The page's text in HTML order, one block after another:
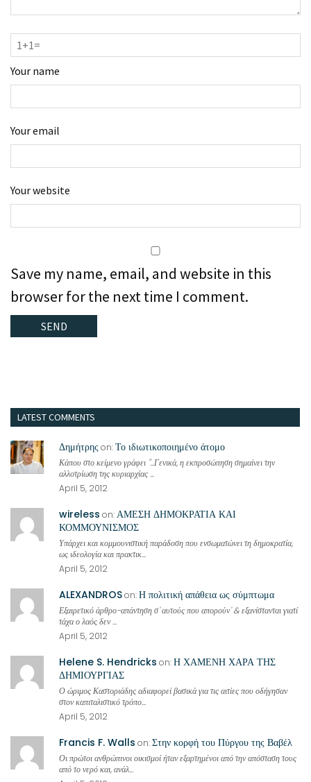
Your name
Your email
Your website
Save my name, email, and website in this
browser for the next time I comment.
LATEST COMMENTS
Δημήτρηςon:Το ιδιωτικοποιημένο άτομο
Κάπου στο κείμενο γράφει "...Γενικά, η εκπροσώπηση σημαίνει την
αλλοτρίωση της κυριαρχίας ...
April 5, 2012
wireless on:ΑΜΕΣΗ ΔΗΜΟΚΡΑΤΙΑ ΚΑΙ
ΚΟΜΜΟΥΝΙΣΜΟΣ
Υπάρχει και κομμουνιστική παράδοση που ενσωματώνει τη δημοκρατία,
ως ιδεολογία και πρακτικ...
April 5, 2012
ALEXANDROSon:Η πολιτική απάθεια ως σύμπτωμα
Εξαιρετικό άρθρο-απάντηση σ' αυτούς που απορούν' & εξανίστανται γιατί
τάχα ο λαός δεν ...
April 5, 2012
Helene S. Hendricks on:Η ΧΑΜΕΝΗ ΧΑΡΑ ΤΗΣ
ΔΗΜΙΟΥΡΓΙΑΣ
Ο ώριμος Καστοριάδης αδιαφορεί βασικά για τις αιτίες που οδήγησαν
στον καπιταλιστικό τρόπο...
April 5, 2012
Francis F. Walls on:Στην κορφή του Πύργου της Βαβέλ
Οι πρώτοι ανθρώπινοι οικισμοί ήταν εξαρτημένοι από την απόσταση τους
από το νερό και, ανάλ...